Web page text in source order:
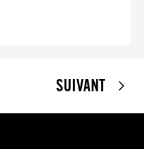
SUIVANT